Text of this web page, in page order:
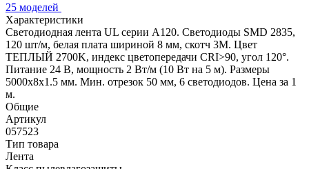
25 моделей
Характеристики
Светодиодная лента UL серии A120. Светодиоды SMD 2835,
120 шт/м, белая плата шириной 8 мм, скотч 3M. Цвет
ТЕПЛЫЙ 2700K, индекс цветопередачи CRI>90, угол 120°.
Питание 24 В, мощность 2 Вт/м (10 Вт на 5 м). Размеры
5000x8x1.5 мм. Мин. отрезок 50 мм, 6 светодиодов. Цена за 1
м.
Общие
Артикул
057523
Тип товара
Лента